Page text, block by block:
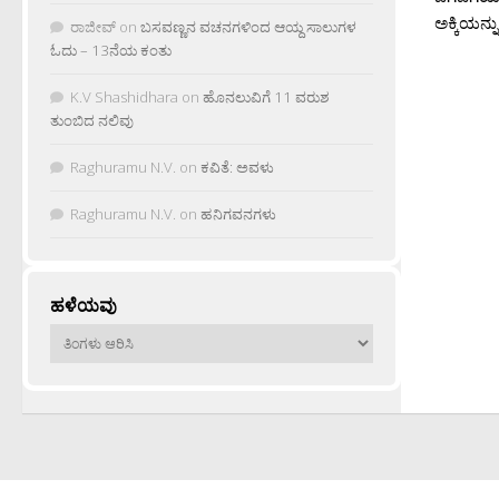
ರಾಜೀವ್ on ಬಸವಣ್ಣನ ವಚನಗಳಿಂದ ಆಯ್ದ ಸಾಲುಗಳ
ಓದು – 13ನೆಯ ಕಂತು
K.V Shashidhara on ಹೊನಲುವಿಗೆ 11 ವರುಶ
ತುಂಬಿದ ನಲಿವು
Raghuramu N.V. on ಕವಿತೆ: ಅವಳು
Raghuramu N.V. on ಹನಿಗವನಗಳು
ಹಳೆಯವು
ಹಳೆಯವು